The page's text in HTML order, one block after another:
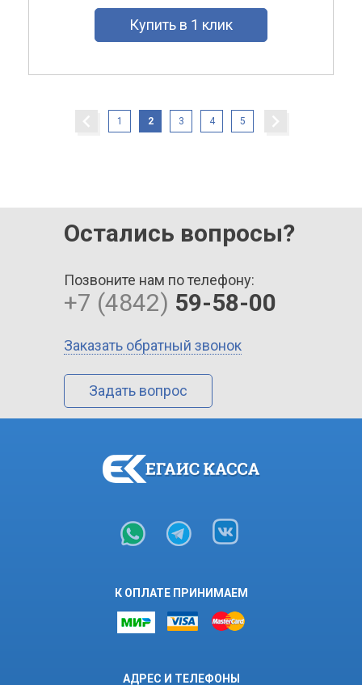
Купить в 1 клик
1 2 3 4 5
Остались вопросы?
Позвоните нам по телефону:
+7 (4842) 59-58-00
Заказать обратный звонок
Задать вопрос
К ОПЛАТЕ ПРИНИМАЕМ
АДРЕС И ТЕЛЕФОНЫ